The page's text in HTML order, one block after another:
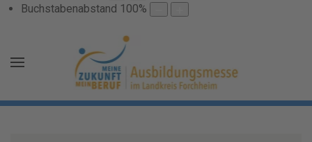
Buchstabenabstand 100%